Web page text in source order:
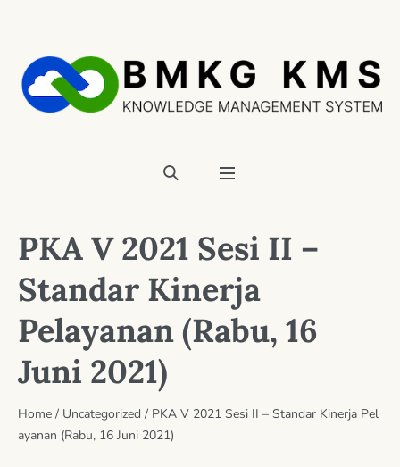
PKA V 2021 Sesi II –
Standar Kinerja
Pelayanan (Rabu, 16
Juni 2021)
Home / Uncategorized / PKA V 2021 Sesi II – Standar Kinerja Pel
ayanan (Rabu, 16 Juni 2021)